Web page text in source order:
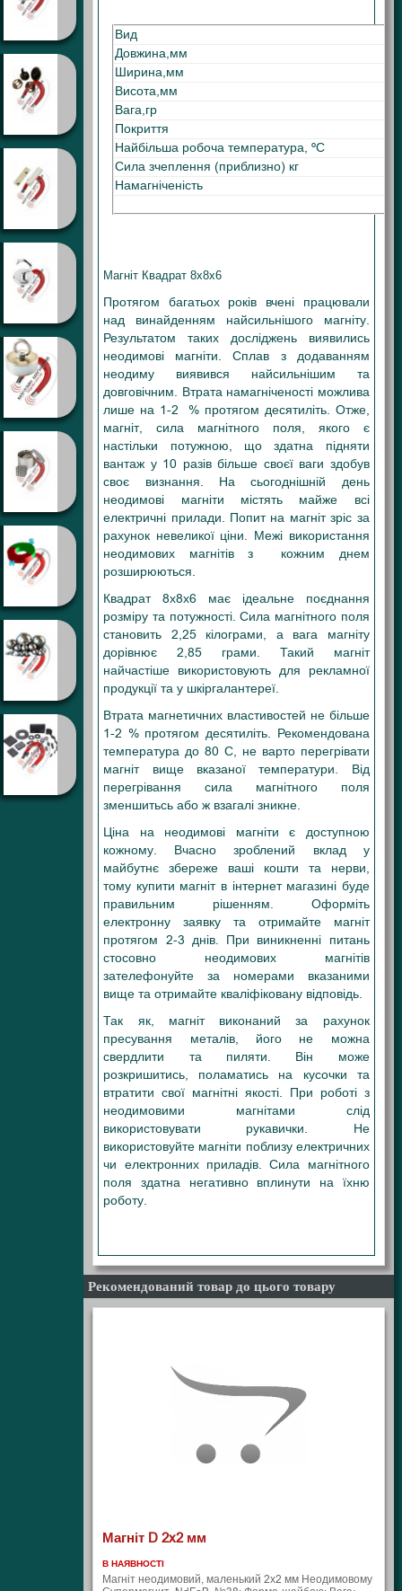
Вид
Довжина,мм
Ширина,мм
Висота,мм
Вага,гр
Покриття
Найбільша робоча температура, ºС
Сила зчеплення (приблизно) кг
Намагніченість
Магніт Квадрат 8х8х6
Протягом багатьох років вчені працювали
над винайденням найсильнішого магніту.
Результатом таких досліджень виявились
неодимові магніти. Сплав з додаванням
неодиму виявився найсильнішим та
довговічним. Втрата намагніченості можлива
лише на 1-2 % протягом десятиліть. Отже,
магніт, сила магнітного поля, якого є
настільки потужною, що здатна підняти
вантаж у 10 разів більше своєї ваги здобув
своє визнання. На сьогоднішній день
неодимові магніти містять майже всі
електричні прилади. Попит на магніт зріс за
рахунок невеликої ціни. Межі використання
неодимових магнітів з кожним днем
розширюються.
Квадрат 8х8х6 має ідеальне поєднання
розміру та потужності. Сила магнітного поля
становить 2,25 кілограми, а вага магніту
дорівнює 2,85 грами. Такий магніт
найчастіше використовують для рекламної
продукції та у шкіргалантереї.
Втрата магнетичних властивостей не більше
1-2 % протягом десятиліть. Рекомендована
температура до 80 С, не варто перегрівати
магніт вище вказаної температури. Від
перегрівання сила магнітного поля
зменшитьсь або ж взагалі зникне.
Ціна на неодимові магніти є доступною
кожному. Вчасно зроблений вклад у
майбутнє збереже ваші кошти та нерви,
тому купити магніт в інтернет магазині буде
правильним рішенням. Оформіть
електронну заявку та отримайте магніт
протягом 2-3 днів. При виникненні питань
стосовно неодимових магнітів
зателефонуйте за номерами вказаними
вище та отримайте кваліфіковану відповідь.
Так як, магніт виконаний за рахунок
пресування металів, його не можна
свердлити та пиляти. Він може
розкришитись, поламатись на кусочки та
втратити свої магнітні якості. При роботі з
неодимовими магнітами слід
використовувати рукавички. Не
використовуйте магніти поблизу електричних
чи електронних приладів. Сила магнітного
поля здатна негативно вплинути на їхню
роботу.
Рекомендований товар до цього товару
Магніт D 2x2 мм
В НАЯВНОСТІ
Магніт неодимовий, маленький 2х2 мм Неодимовому